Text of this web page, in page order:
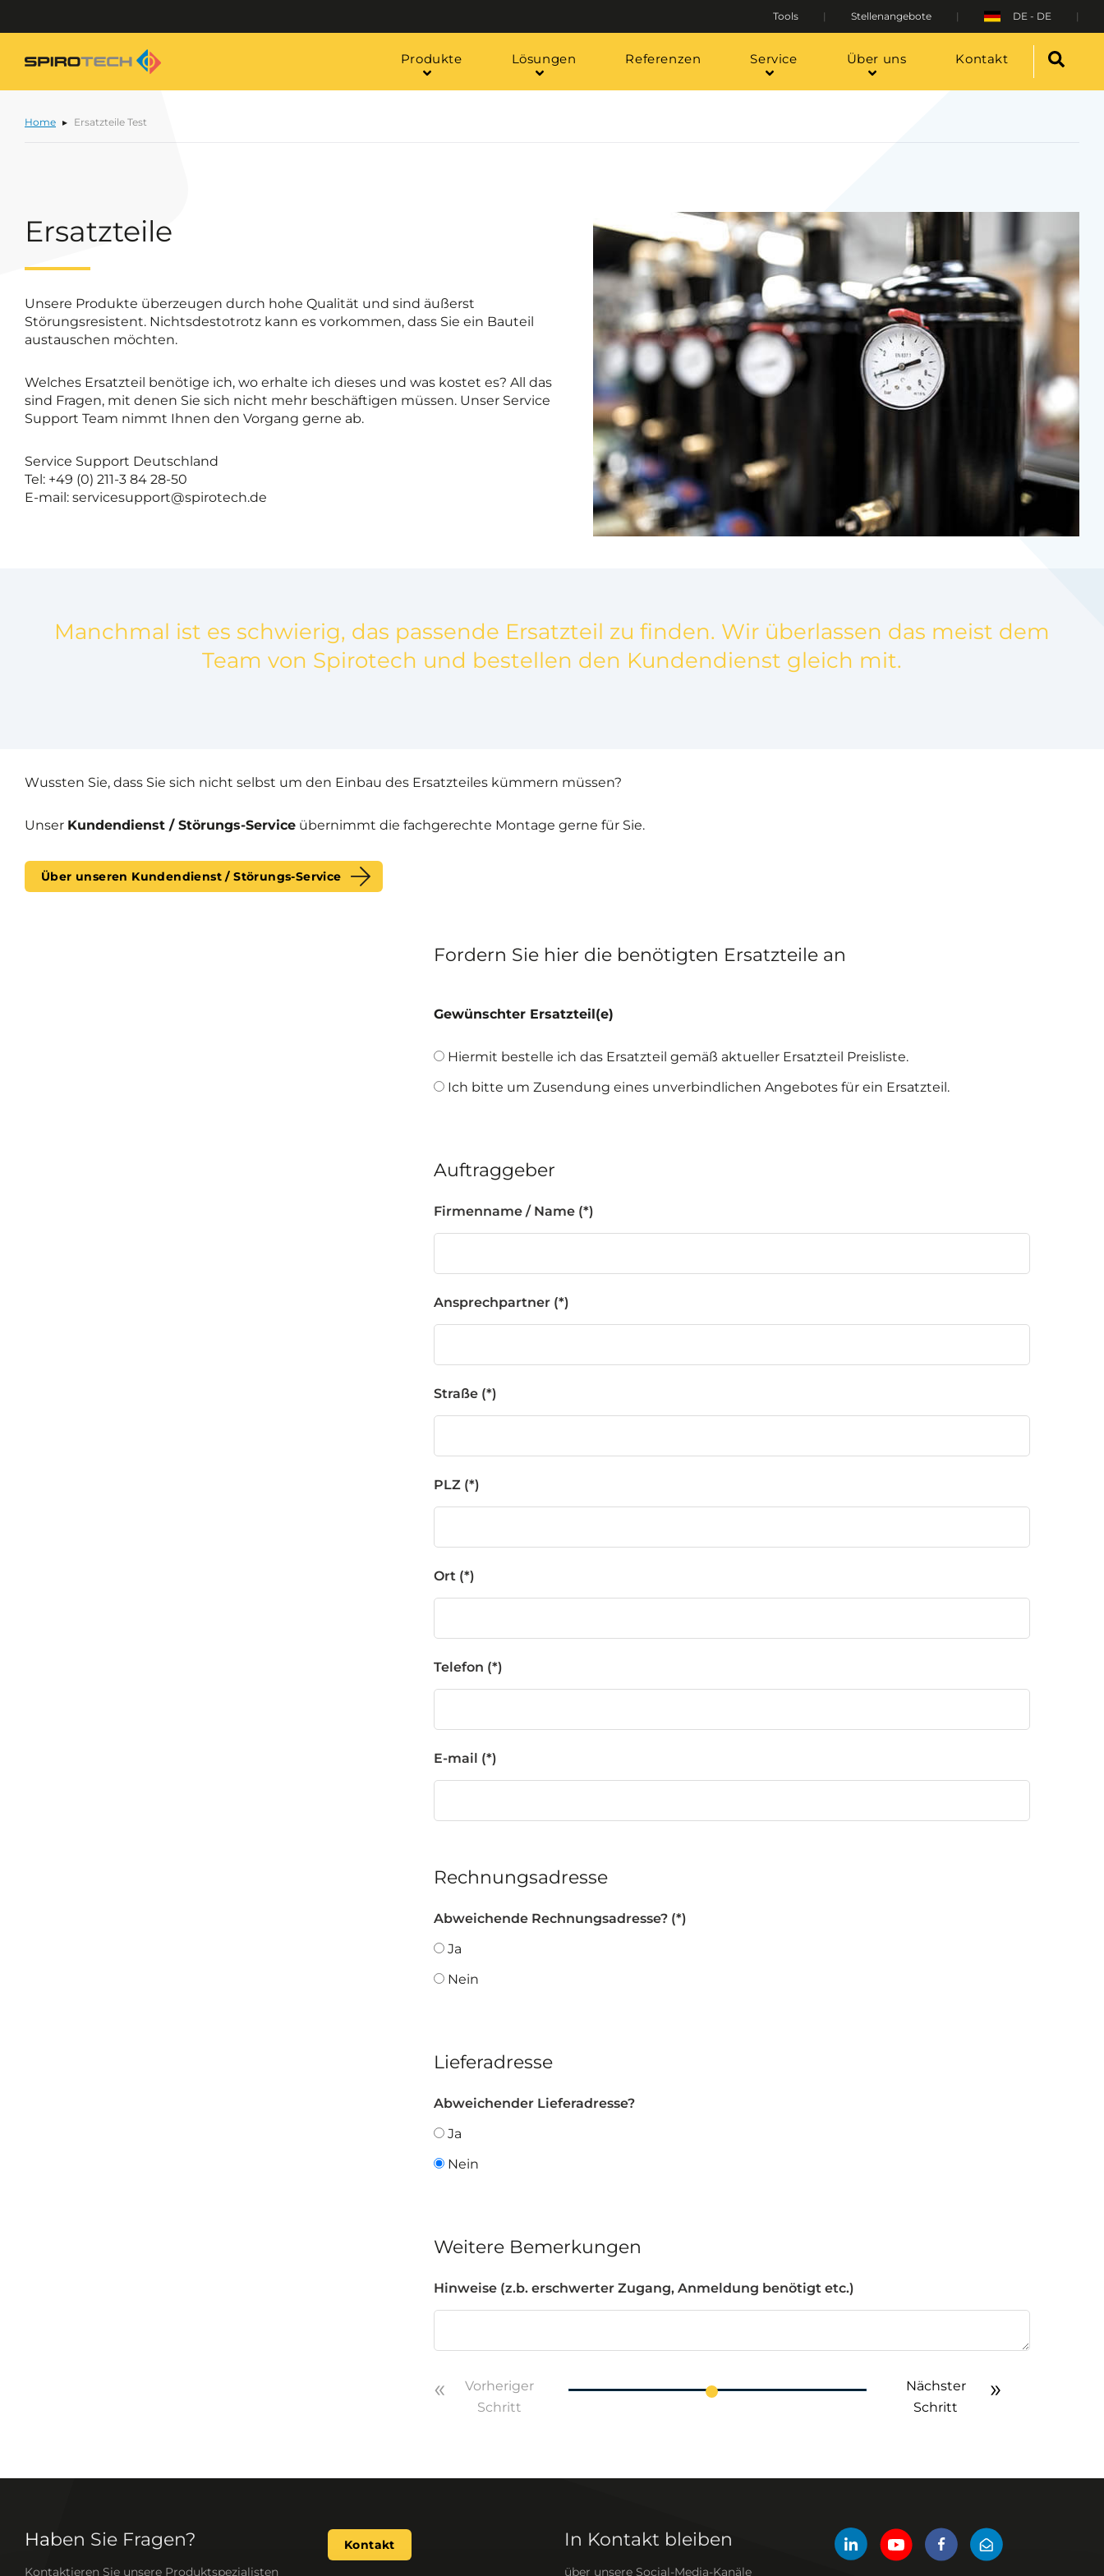
Tools Stellenangebote DE - DE
Produkte Lösungen Referenzen Service Über uns Kontakt
Home Ersatzteile Test
Ersatzteile
Unsere Produkte überzeugen durch hohe Qualität und sind äußerst
Störungsresistent. Nichtsdestotrotz kann es vorkommen, dass Sie ein Bauteil
austauschen möchten.
Welches Ersatzteil benötige ich, wo erhalte ich dieses und was kostet es? All das
sind Fragen, mit denen Sie sich nicht mehr beschäftigen müssen. Unser Service
Support Team nimmt Ihnen den Vorgang gerne ab.
Service Support Deutschland
Tel: +49 (0) 211-3 84 28-50
E-mail: servicesupport@spirotech.de
Manchmal ist es schwierig, das passende Ersatzteil zu finden. Wir überlassen das meist dem
Team von Spirotech und bestellen den Kundendienst gleich mit.
Wussten Sie, dass Sie sich nicht selbst um den Einbau des Ersatzteiles kümmern müssen?
Unser Kundendienst / Störungs-Service übernimmt die fachgerechte Montage gerne für Sie.
Über unseren Kundendienst / Störungs-Service
Fordern Sie hier die benötigten Ersatzteile an
Gewünschter Ersatzteil(e)
Hiermit bestelle ich das Ersatzteil gemäß aktueller Ersatzteil Preisliste.
Ich bitte um Zusendung eines unverbindlichen Angebotes für ein Ersatzteil.
Auftraggeber
Firmenname / Name
Ansprechpartner
Straße
PLZ
Ort
Telefon
E-mail
Rechnungsadresse
Abweichende Rechnungsadresse?
Ja
Nein
Lieferadresse
Abweichender Lieferadresse?
Ja
Nein
Weitere Bemerkungen
Hinweise (z.b. erschwerter Zugang, Anmeldung benötigt etc.)
Vorheriger
Schritt
Nächster
Schritt
Haben Sie Fragen?
Kontaktieren Sie unsere Produktspezialisten
Kontakt In Kontakt bleiben
über unsere Social-Media-Kanäle